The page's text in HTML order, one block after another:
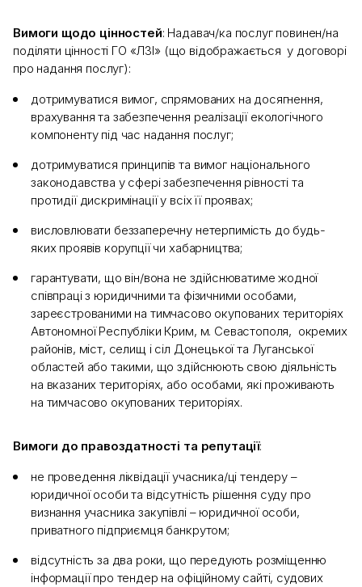
Вимоги щодо цінностей: Надавач/ка послуг повинен/на
поділяти цінності ГО «ЛЗІ» (що відображається у договорі
про надання послуг):
дотримуватися вимог, спрямованих на досягнення,
врахування та забезпечення реалізації екологічного
компоненту під час надання послуг;
дотримуватися принципів та вимог національного
законодавства у сфері забезпечення рівності та
протидії дискримінації у всіх її проявах;
висловлювати беззаперечну нетерпимість до будь-
яких проявів корупції чи хабарництва;
гарантувати, що він/вона не здійснюватиме жодної
співпраці з юридичними та фізичними особами,
зареєстрованими на тимчасово окупованих територіях
Автономної Республіки Крим, м. Севастополя, окремих
районів, міст, селищ і сіл Донецької та Луганської
областей або такими, що здійснюють свою діяльність
на вказаних територіях, або особами, які проживають
на тимчасово окупованих територіях.
Вимоги до правоздатності та репутації:
не проведення ліквідації учасника/ці тендеру –
юридичної особи та відсутність рішення суду про
визнання учасника закупівлі – юридичної особи,
приватного підприємця банкрутом;
відсутність за два роки, що передують розміщенню
інформації про тендер на офіційному сайті, судових